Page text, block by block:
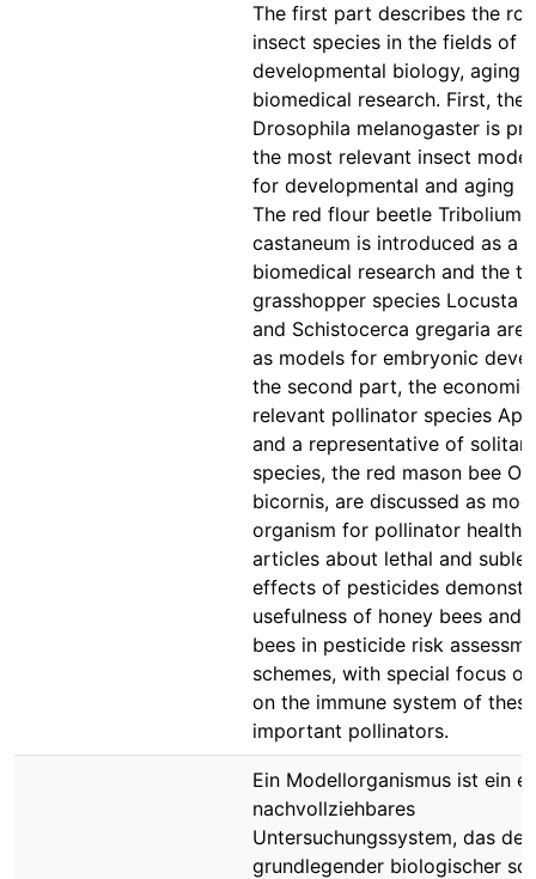
The first part describes the
insect species in the fields of
developmental biology, aging
biomedical research. First, the
Drosophila melanogaster is
the most relevant insect
for developmental and aging
The red flour beetle Tribolium
castaneum is introduced as a
biomedical research and the
grasshopper species Locusta
and Schistocerca gregaria are
as models for embryonic
the second part, the
relevant pollinator species
and a representative of
species, the red mason bee
bicornis, are discussed as
organism for pollinator health.
articles about lethal and
effects of pesticides
usefulness of honey bees and
bees in pesticide risk
schemes, with special focus
on the immune system of these
important pollinators.
Ein Modellorganismus ist ein
nachvollziehbares
Untersuchungssystem, das
grundlegender biologischer